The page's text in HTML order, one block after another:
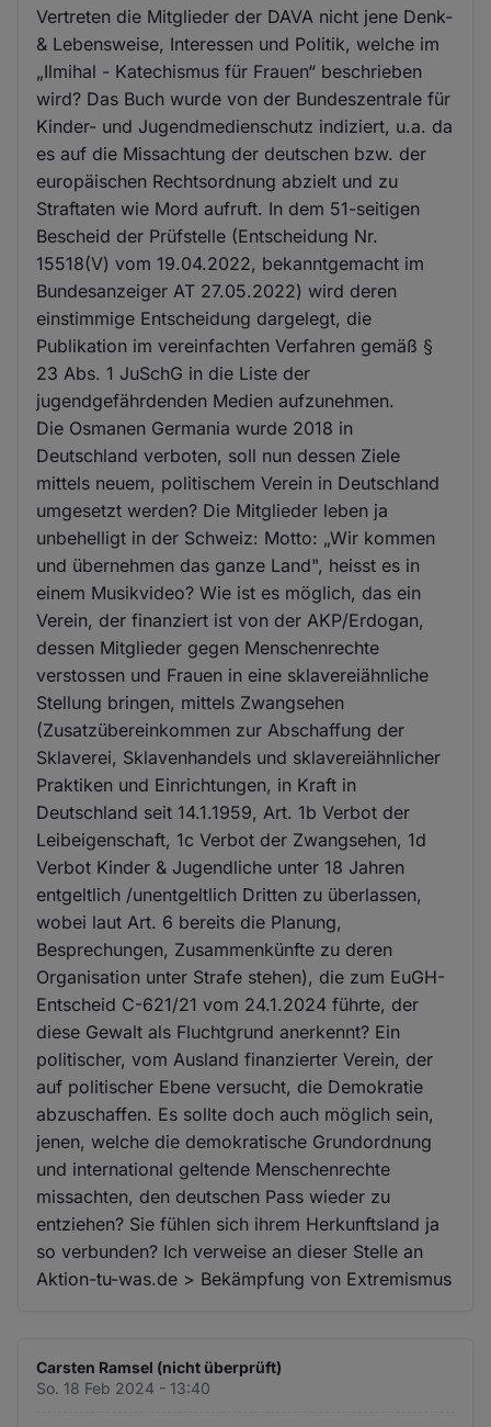
Vertreten die Mitglieder der DAVA nicht jene Denk-
& Lebensweise, Interessen und Politik, welche im
„Ilmihal - Katechismus für Frauen“ beschrieben
wird? Das Buch wurde von der Bundeszentrale für
Kinder- und Jugendmedienschutz indiziert, u.a. da
es auf die Missachtung der deutschen bzw. der
europäischen Rechtsordnung abzielt und zu
Straftaten wie Mord aufruft. In dem 51-seitigen
Bescheid der Prüfstelle (Entscheidung Nr.
15518(V) vom 19.04.2022, bekanntgemacht im
Bundesanzeiger AT 27.05.2022) wird deren
einstimmige Entscheidung dargelegt, die
Publikation im vereinfachten Verfahren gemäß §
23 Abs. 1 JuSchG in die Liste der
jugendgefährdenden Medien aufzunehmen.
Die Osmanen Germania wurde 2018 in
Deutschland verboten, soll nun dessen Ziele
mittels neuem, politischem Verein in Deutschland
umgesetzt werden? Die Mitglieder leben ja
unbehelligt in der Schweiz: Motto: „Wir kommen
und übernehmen das ganze Land", heisst es in
einem Musikvideo? Wie ist es möglich, das ein
Verein, der finanziert ist von der AKP/Erdogan,
dessen Mitglieder gegen Menschenrechte
verstossen und Frauen in eine sklavereiähnliche
Stellung bringen, mittels Zwangsehen
(Zusatzübereinkommen zur Abschaffung der
Sklaverei, Sklavenhandels und sklavereiähnlicher
Praktiken und Einrichtungen, in Kraft in
Deutschland seit 14.1.1959, Art. 1b Verbot der
Leibeigenschaft, 1c Verbot der Zwangsehen, 1d
Verbot Kinder & Jugendliche unter 18 Jahren
entgeltlich /unentgeltlich Dritten zu überlassen,
wobei laut Art. 6 bereits die Planung,
Besprechungen, Zusammenkünfte zu deren
Organisation unter Strafe stehen), die zum EuGH-
Entscheid C-621/21 vom 24.1.2024 führte, der
diese Gewalt als Fluchtgrund anerkennt? Ein
politischer, vom Ausland finanzierter Verein, der
auf politischer Ebene versucht, die Demokratie
abzuschaffen. Es sollte doch auch möglich sein,
jenen, welche die demokratische Grundordnung
und international geltende Menschenrechte
missachten, den deutschen Pass wieder zu
entziehen? Sie fühlen sich ihrem Herkunftsland ja
so verbunden? Ich verweise an dieser Stelle an
Aktion-tu-was.de > Bekämpfung von Extremismus
Carsten Ramsel (nicht überprüft)
So. 18 Feb 2024 - 13:40